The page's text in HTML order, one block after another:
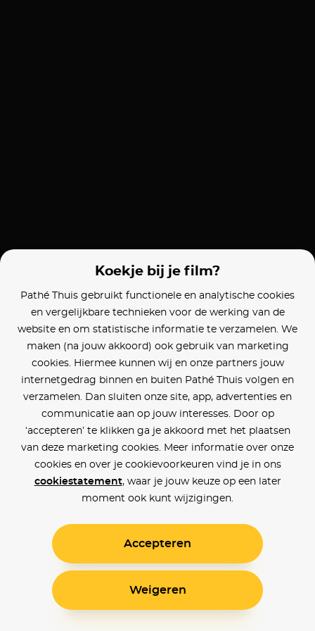
Koekje bij je film?
Pathé Thuis gebruikt functionele en analytische cookies
en vergelijkbare technieken voor de werking van de
website en om statistische informatie te verzamelen. We
maken (na jouw akkoord) ook gebruik van marketing
cookies. Hiermee kunnen wij en onze partners jouw
internetgedrag binnen en buiten Pathé Thuis volgen en
verzamelen. Dan sluiten onze site, app, advertenties en
communicatie aan op jouw interesses. Door op
‘accepteren’ te klikken ga je akkoord met het plaatsen
van deze marketing cookies. Meer informatie over onze
cookies en over je cookievoorkeuren vind je in ons
cookiestatement, waar je jouw keuze op een later
moment ook kunt wijzigingen.
Accepteren
Weigeren